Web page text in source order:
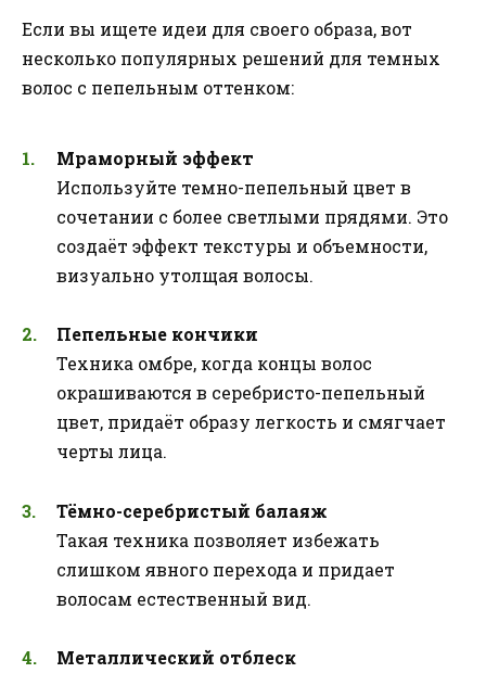
Если вы ищете идеи для своего образа, вот
несколько популярных решений для темных
волос с пепельным оттенком:
Мраморный эффект
Используйте темно-пепельный цвет в
сочетании с более светлыми прядями. Это
создаёт эффект текстуры и объемности,
визуально утолщая волосы.
Пепельные кончики
Техника омбре, когда концы волос
окрашиваются в серебристо-пепельный
цвет, придаёт образу легкость и смягчает
черты лица.
Тёмно-серебристый балаяж
Такая техника позволяет избежать
слишком явного перехода и придает
волосам естественный вид.
Металлический отблеск